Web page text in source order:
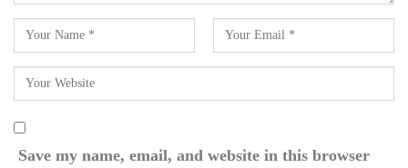
Save my name, email, and website in this browser